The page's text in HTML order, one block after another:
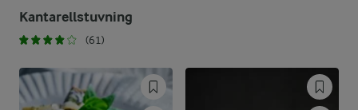
Kantarellstuvning
(61)